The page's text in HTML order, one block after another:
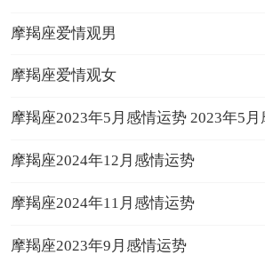
摩羯座爱情观男
摩羯座爱情观女
摩羯座2023年5月感情运势 2023年5
运程详解
摩羯座2024年12月感情运势
摩羯座2024年11月感情运势
摩羯座2023年9月感情运势